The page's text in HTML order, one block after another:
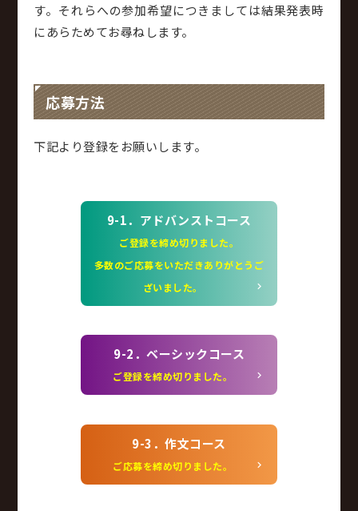
す。それらへの参加希望につきましては結果発表時
にあらためてお尋ねします。
応募方法
下記より登録をお願いします。
9-1．アドバンストコース
ご登録を締め切りました。
多数のご応募をいただきありがとうご
ざいました。
9-2．ベーシックコース
ご登録を締め切りました。
9-3．作文コース
ご応募を締め切りました。